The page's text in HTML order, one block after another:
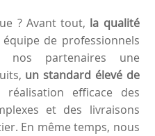
? Avant tout, la qualité
équipe de professionnels
nos partenaires une
un standard élevé de
efficace des
et des livraisons
En même temps, nous